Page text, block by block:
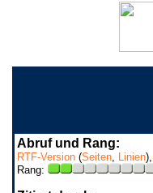
Abruf und Rang:
RTF-Version (Seiten, Linien),
Rang: